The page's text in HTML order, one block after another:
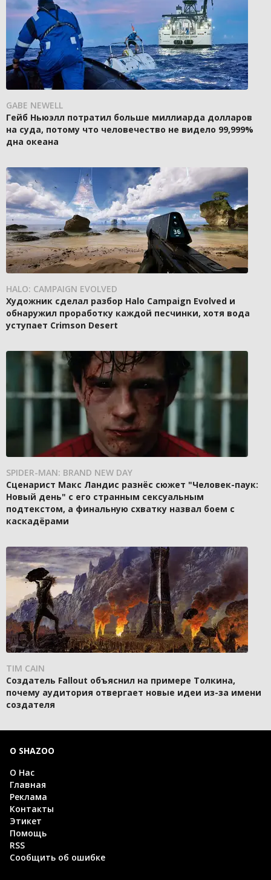
GABE NEWELL
Гейб Ньюэлл потратил больше миллиарда долларов
на суда, потому что человечество не видело 99,999%
дна океана
HALO: CAMPAIGN EVOLVED
Художник сделал разбор Halo Campaign Evolved и
обнаружил проработку каждой песчинки, хотя вода
уступает Crimson Desert
SPIDER-MAN: BRAND NEW DAY
Сценарист Макс Ландис разнёс сюжет "Человек-паук:
Новый день" с его странным сексуальным
подтекстом, а финальную схватку назвал боем с
каскадёрами
TIM CAIN
Создатель Fallout объяснил на примере Толкина,
почему аудитория отвергает новые идеи из-за имени
создателя
О SHAZOO
О Нас
Главная
Реклама
Контакты
Этикет
Помощь
RSS
Сообщить об ошибке